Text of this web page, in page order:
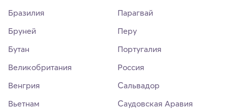
Бразилия
Бруней
Бутан
Великобритания
Венгрия
Вьетнам
Парагвай
Перу
Португалия
Россия
Сальвадор
Саудовская Аравия